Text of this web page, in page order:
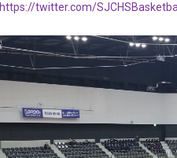
https://twitter.com/